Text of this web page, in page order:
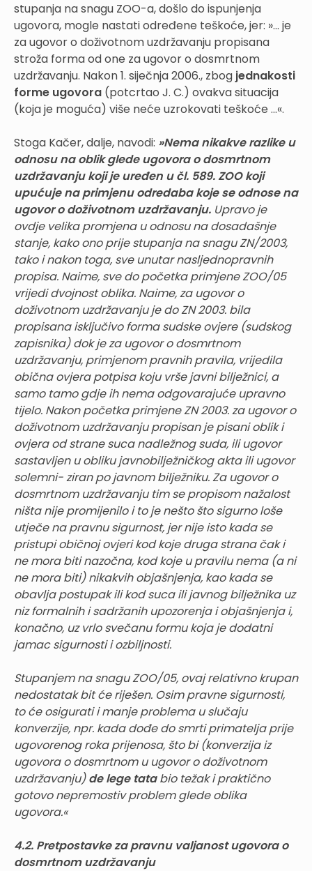
stupanja na snagu ZOO-a, došlo do ispunjenja
ugovora, mogle nastati određene teškoće, jer: »... je
za ugovor o doživotnom uzdržavanju propisana
stroža forma od one za ugovor o dosmrtnom
uzdržavanju. Nakon 1. siječnja 2006., zbog jednakosti
forme ugovora (potcrtao J. C.) ovakva situacija
(koja je moguća) više neće uzrokovati teškoće ...«.
Stoga Kačer, dalje, navodi: »Nema nikakve razlike u
odnosu na oblik glede ugovora o dosmrtnom
uzdržavanju koji je uređen u čl. 589. ZOO koji
upućuje na primjenu odredaba koje se odnose na
ugovor o doživotnom uzdržavanju. Upravo je
ovdje velika promjena u odnosu na dosadašnje
stanje, kako ono prije stupanja na snagu ZN/2003,
tako i nakon toga, sve unutar nasljednopravnih
propisa. Naime, sve do početka primjene ZOO/05
vrijedi dvojnost oblika. Naime, za ugovor o
doživotnom uzdržavanju je do ZN 2003. bila
propisana isključivo forma sudske ovjere (sudskog
zapisnika) dok je za ugovor o dosmrtnom
uzdržavanju, primjenom pravnih pravila, vrijedila
obična ovjera potpisa koju vrše javni bilježnici, a
samo tamo gdje ih nema odgovarajuće upravno
tijelo. Nakon početka primjene ZN 2003. za ugovor o
doživotnom uzdržavanju propisan je pisani oblik i
ovjera od strane suca nadležnog suda, ili ugovor
sastavljen u obliku javnobilježničkog akta ili ugovor
solemni- ziran po javnom bilježniku. Za ugovor o
dosmrtnom uzdržavanju tim se propisom nažalost
ništa nije promijenilo i to je nešto što sigurno loše
utječe na pravnu sigurnost, jer nije isto kada se
pristupi običnoj ovjeri kod koje druga strana čak i
ne mora biti nazočna, kod koje u pravilu nema (a ni
ne mora biti) nikakvih objašnjenja, kao kada se
obavlja postupak ili kod suca ili javnog bilježnika uz
niz formalnih i sadržanih upozorenja i objašnjenja i,
konačno, uz vrlo svečanu formu koja je dodatni
jamac sigurnosti i ozbiljnosti.
Stupanjem na snagu ZOO/05, ovaj relativno krupan
nedostatak bit će riješen. Osim pravne sigurnosti,
to će osigurati i manje problema u slučaju
konverzije, npr. kada dođe do smrti primatelja prije
ugovorenog roka prijenosa, što bi (konverzija iz
ugovora o dosmrtnom u ugovor o doživotnom
uzdržavanju)de lege tatabio težak i praktično
gotovo nepremostiv problem glede oblika
ugovora.«
4.2. Pretpostavke za pravnu valjanost ugovora o
dosmrtnom uzdržavanju